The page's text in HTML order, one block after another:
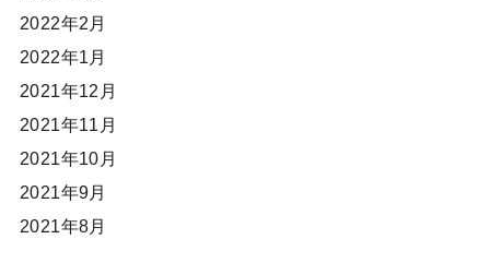
2022年2月
2022年1月
2021年12月
2021年11月
2021年10月
2021年9月
2021年8月